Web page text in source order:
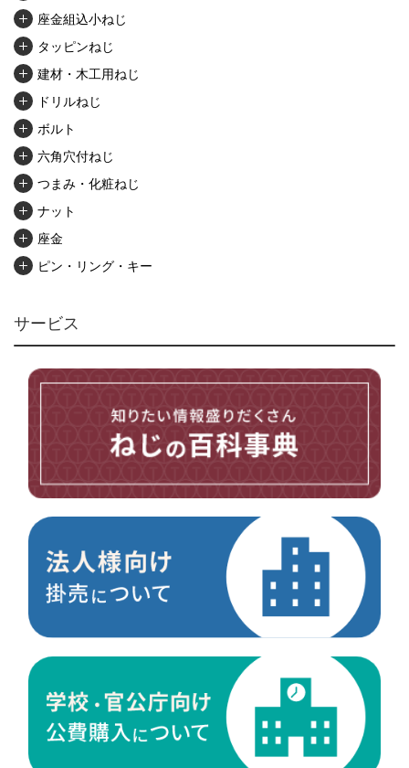
座金組込小ねじ
タッピンねじ
建材・木工用ねじ
ドリルねじ
ボルト
六角穴付ねじ
つまみ・化粧ねじ
ナット
座金
ピン・リング・キー
アンカー・プラグ
ユニファイねじ
その他ねじ
電材・設備
切削工具
ケミカル製品
荷役伝導
サービス